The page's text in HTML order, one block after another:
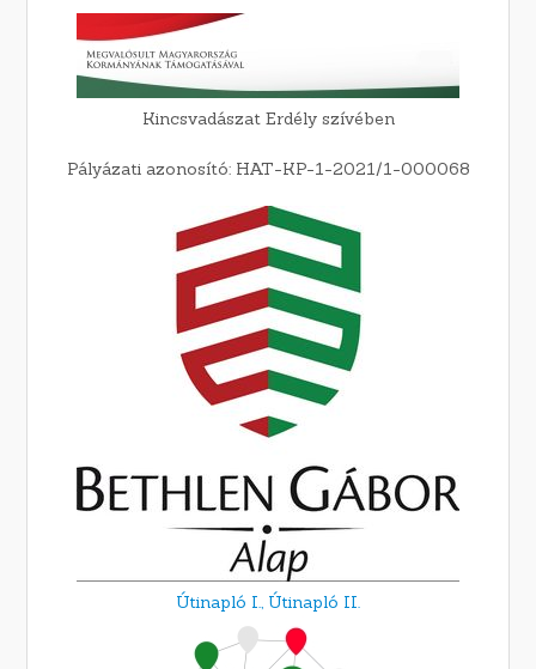
Kincsvadászat Erdély szívében
Pályázati azonosító: HAT-KP-1-2021/1-000068
Útinapló I., Útinapló II.